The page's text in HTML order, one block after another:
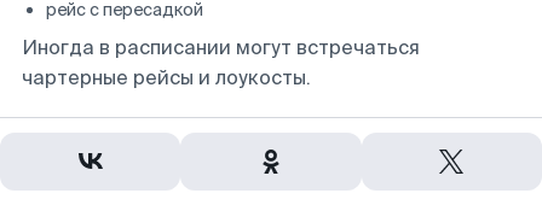
рейс с пересадкой
Иногда в расписании могут встречаться
чартерные рейсы и лоукосты.